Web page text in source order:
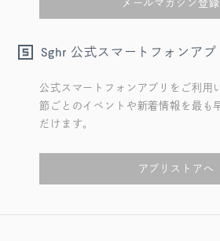
メールマガジン登
Sghr 公式スマートフォンアプ
公式スマートフォンアプリをご利用
節ごとのイベントや新着情報を最も
だけます。
アプリストアへ